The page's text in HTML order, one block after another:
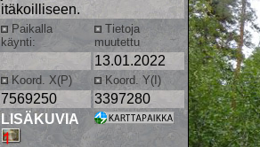
itäkoilliseen.
Paikalla
käynti:
Tietoja
muutettu
13.01.2022
Koord. X(P) Koord. Y(I)
7569250 3397280
LISÄKUVIA